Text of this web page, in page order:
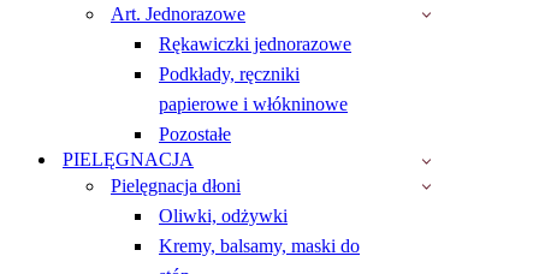
Art. Jednorazowe
Rękawiczki jednorazowe
Podkłady, ręczniki
papierowe i włókninowe
Pozostałe
PIELĘGNACJA
Pielęgnacja dłoni
Oliwki, odżywki
Kremy, balsamy, maski do